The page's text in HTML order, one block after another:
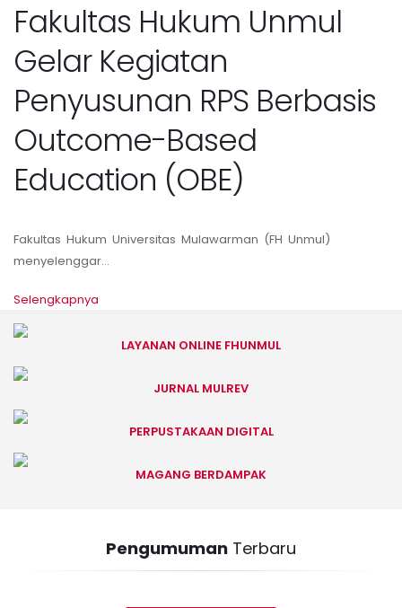
Fakultas Hukum Unmul
Gelar Kegiatan
Penyusunan RPS Berbasis
Outcome-Based
Education (OBE)
Fakultas Hukum Universitas Mulawarman (FH Unmul)
menyelenggar...
Selengkapnya
LAYANAN ONLINE FHUNMUL
JURNAL MULREV
PERPUSTAKAAN DIGITAL
MAGANG BERDAMPAK
Pengumuman Terbaru